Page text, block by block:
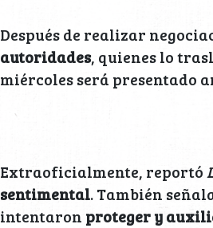
Después de realizar
autoridades, quienes lo
miércoles será presentado
Extraoficialmente, reportó
sentimental. También
intentaron proteger y